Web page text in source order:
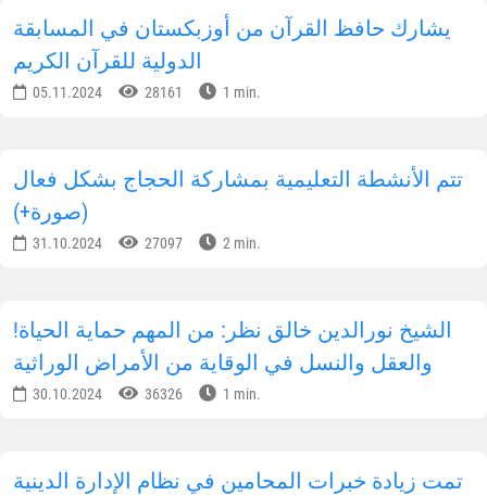
يشارك حافظ القرآن من أوزبكستان في المسابقة
الدولية للقرآن الكريم
05.11.2024 28161 1 min.
تتم الأنشطة التعليمية بمشاركة الحجاج بشكل فعال
(صورة+)
31.10.2024 27097 2 min.
!الشيخ نورالدين خالق نظر: من المهم حماية الحياة
والعقل والنسل في الوقاية من الأمراض الوراثية
30.10.2024 36326 1 min.
تمت زيادة خبرات المحامين في نظام الإدارة الدينية